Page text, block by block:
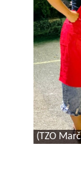
(TZO